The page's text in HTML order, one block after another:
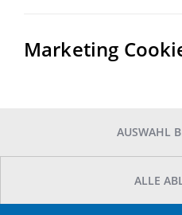
Prod.-/
Marketing
AUSWAHL
ALLE